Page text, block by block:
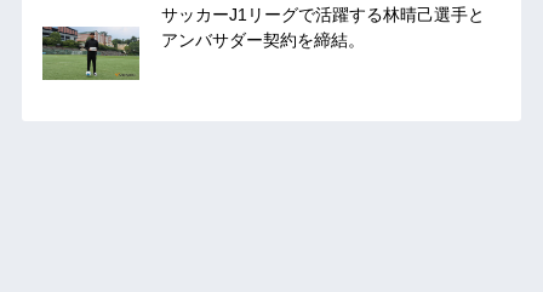
サッカーJ1リーグで活躍する林晴己選手と
アンバサダー契約を締結。